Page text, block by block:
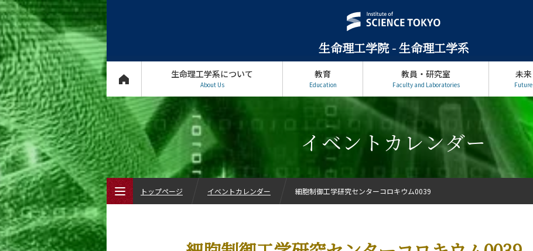
生命理工学院 - 生命理工学系
生命理工学系について
About Us
教育
Education
教員・研究室
Faculty and Laboratories
未来
Future
イベントカレンダー
トップページ イベントカレンダー 細胞制御工学研究センターコロキウム0039
生命理工学系について